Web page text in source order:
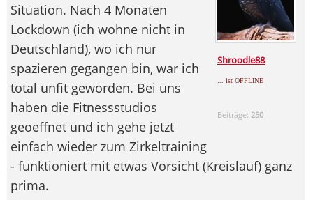
Shroodle88
... ist OFFLINE
Beiträge: 250
Situation. Nach 4 Monaten
Lockdown (ich wohne nicht in
Deutschland), wo ich nur
spazieren gegangen bin, war ich
total unfit geworden. Bei uns
haben die Fitnessstudios
geoeffnet und ich gehe jetzt
einfach wieder zum Zirkeltraining
- funktioniert mit etwas Vorsicht (Kreislauf) ganz
prima.